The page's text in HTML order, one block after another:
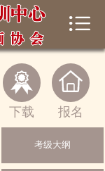
 首页
中心概况
新闻动态
书法考级
师生风采


下载

报名
考级大纲